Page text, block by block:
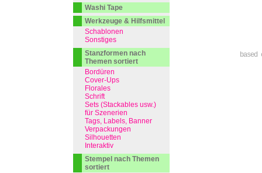
Washi Tape
Werkzeuge & Hilfsmittel
Schablonen
Sonstiges
Stanzformen nach
Themen sortiert
Bordüren
Cover-Ups
Florales
Schrift
Sets (Stackables usw.)
für Szenerien
Tags, Labels, Banner
Verpackungen
Silhouetten
Interaktiv
Stempel nach Themen
sortiert